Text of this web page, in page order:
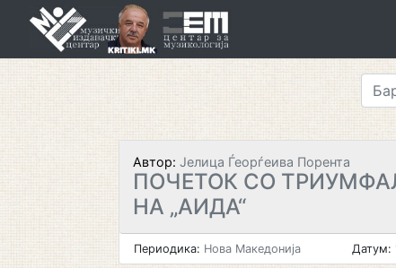
Автор: Јелица Ѓеорѓеива Порента
ПОЧЕТОК СО
НА „АИДА“
Периодика: Нова Македонија Датум: